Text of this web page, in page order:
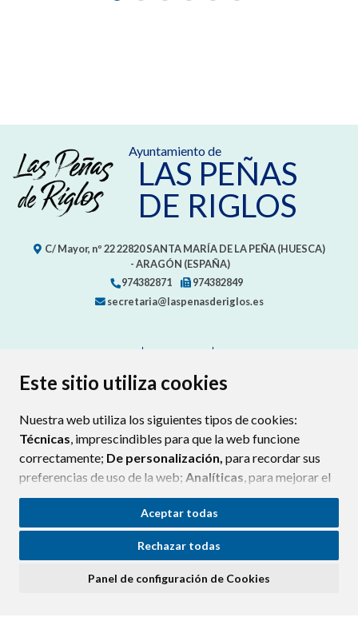
Este sitio utiliza cookies
Nuestra web utiliza los siguientes tipos de cookies:
Técnicas, imprescindibles para que la web funcione
correctamente; De personalización, para recordar sus
preferencias de uso de la web; Analíticas, para mejorar el
funcionamiento de la web y sus servicios.
Si acepta pulsando el botón“Aceptar todas”
consideramos que acepta su uso. Si pulsa el botón
ninguna acción, se guardarán las cookies técnicas
Aceptar todas
Rechazar todas
Panel de configuración de Cookies
Ayuntamiento de
LAS PEÑAS
DE RIGLOS
C/ Mayor, nº 2222820SANTA MARÍA DE LA PEÑA (HUESCA)
- ARAGÓN (ESPAÑA)
974382871
974382849
secretaria@laspenasderiglos.es
PROTECCIÓN DE DATOS
POLÍTICA DE COOKIES